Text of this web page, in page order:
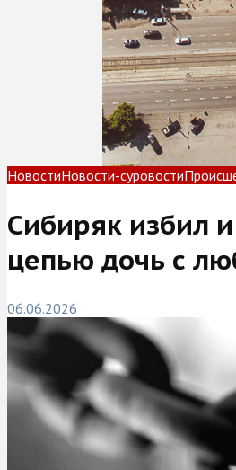
НовостиНовости-суровости
Сибиряк избил
цепью дочь с
06.06.2026